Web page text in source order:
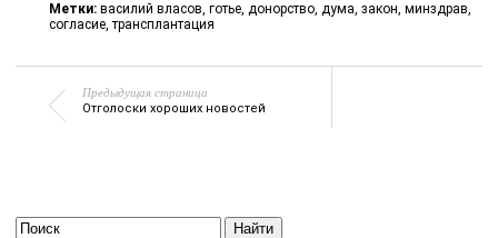
Метки: василий власов, готье, донорство, дума, закон, минздрав,
согласие,трансплантация
Предыдущая страница
Отголоски хороших новостей
Найти